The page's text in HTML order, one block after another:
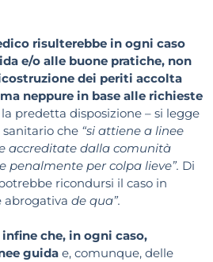
risulterebbe in ogni caso
e/o alle buone pratiche, non
dei periti accolta
neppure in base alle richieste
la predetta disposizione – si legge
che “si attiene a linee
accreditate dalla comunità
penalmente per colpa lieve”. Di
ricondursi il caso in
abrogativa de qua”.
che, in ogni caso,
guida e, comunque, delle